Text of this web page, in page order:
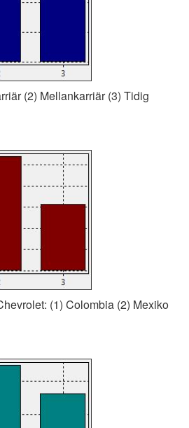
(2) Mellankarriär (3) Tidig
(1) Colombia (2) Mexiko